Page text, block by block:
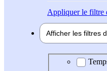
Appliquerle filtre
Afficher les filtres
Durée